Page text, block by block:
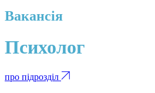
Вакансія
Психолог
про підрозділ